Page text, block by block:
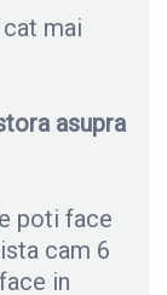
cat mai
asupra
poti face
cam 6
in